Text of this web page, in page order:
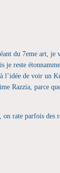
du 7eme art, je
je reste
à l’idée de voir un
Razzia, parce
rate parfois des